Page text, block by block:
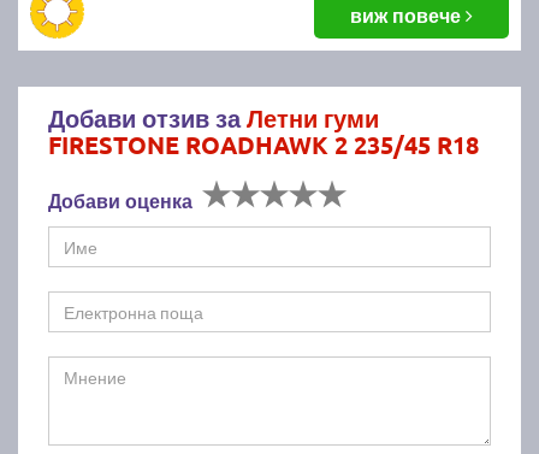
виж повече
Добави отзив заЛетни гуми
FIRESTONE ROADHAWK 2 235/45 R18
Добави оценка